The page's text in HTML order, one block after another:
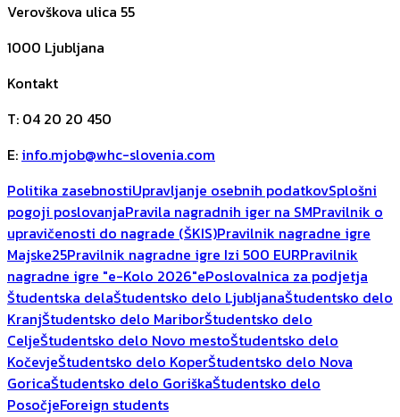
Verovškova ulica 55
1000 Ljubljana
Kontakt
T: 04 20 20 450
E: info.mjob@whc-slovenia.com
Politika zasebnostiUpravljanje osebnih podatkovSplošni
pogoji poslovanjaPravila nagradnih iger na SMPravilnik o
upravičenosti do nagrade (ŠKIS)Pravilnik nagradne igre
Majske25Pravilnik nagradne igre Izi 500 EURPravilnik
nagradne igre "e-Kolo 2026"ePoslovalnica za podjetja
Študentska delaŠtudentsko delo LjubljanaŠtudentsko delo
KranjŠtudentsko delo MariborŠtudentsko delo
CeljeŠtudentsko delo Novo mestoŠtudentsko delo
KočevjeŠtudentsko delo KoperŠtudentsko delo Nova
GoricaŠtudentsko delo GoriškaŠtudentsko delo
PosočjeForeign students